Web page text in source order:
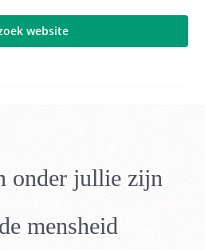
website
onder jullie zijn
mensheid